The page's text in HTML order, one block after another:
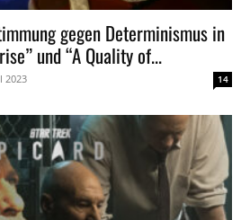
gegen Determinismus in
und “A Quality of...
2023 14